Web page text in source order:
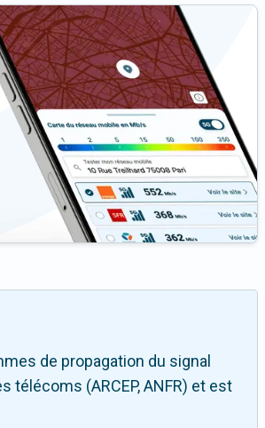
de propagation du signal
télécoms (ARCEP, ANFR) et est